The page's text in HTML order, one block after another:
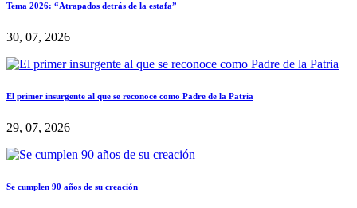
Tema 2026: “Atrapados detrás de la estafa”
30, 07, 2026
El primer insurgente al que se reconoce como Padre de la Patria
29, 07, 2026
Se cumplen 90 años de su creación